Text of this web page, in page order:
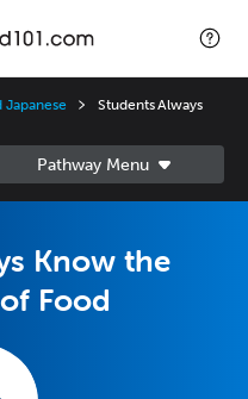
Japanese
Students Always
Know the
Food